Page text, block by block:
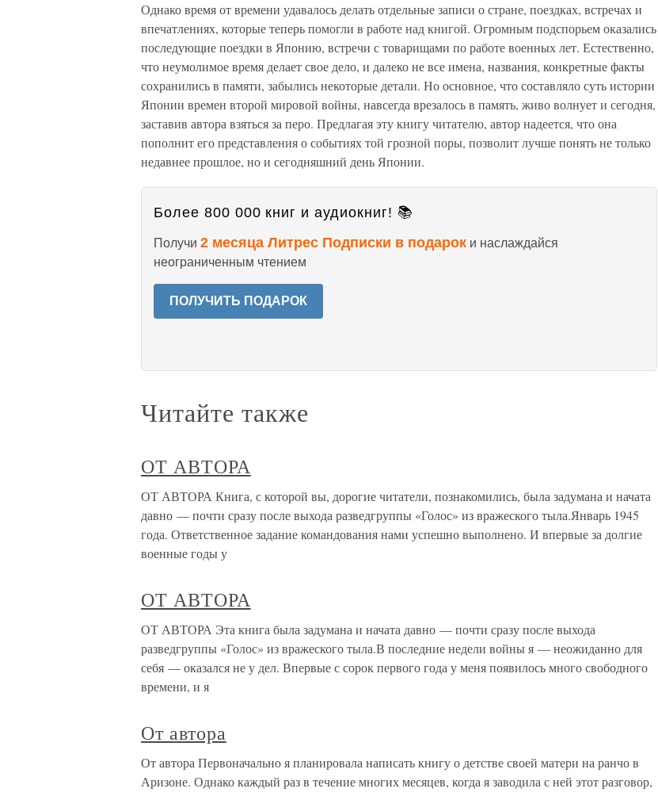
Однако время от времени удавалось делать отдельные записи о стране, поездках, встречах и
впечатлениях, которые теперь помогли в работе над книгой. Огромным подспорьем оказались
последующие поездки в Японию, встречи с товарищами по работе военных лет. Естественно,
что неумолимое время делает свое дело, и далеко не все имена, названия, конкретные факты
сохранились в памяти, забылись некоторые детали. Но основное, что составляло суть истории
Японии времен второй мировой войны, навсегда врезалось в память, живо волнует и сегодня,
заставив автора взяться за перо. Предлагая эту книгу читателю, автор надеется, что она
пополнит его представления о событиях той грозной поры, позволит лучше понять не только
недавнее прошлое, но и сегодняшний день Японии.
Более 800 000 книг и аудиокниг! 📚
Получи 2 месяца Литрес Подписки в подарок и наслаждайся
неограниченным чтением
ПОЛУЧИТЬ ПОДАРОК
Читайте также
ОТ АВТОРА
ОТ АВТОРА Книга, с которой вы, дорогие читатели, познакомились, была задумана и начата
давно — почти сразу после выхода разведгруппы «Голос» из вражеского тыла.Январь 1945
года. Ответственное задание командования нами успешно выполнено. И впервые за долгие
военные годы у
ОТ АВТОРА
ОТ АВТОРА Эта книга была задумана и начата давно — почти сразу после выхода
разведгруппы «Голос» из вражеского тыла.В последние недели войны я — неожиданно для
себя — оказался не у дел. Впервые с сорок первого года у меня появилось много свободного
времени, и я
От автора
От автора Первоначально я планировала написать книгу о детстве своей матери на ранчо в
Аризоне. Однако каждый раз в течение многих месяцев, когда я заводила с ней этот разговор,